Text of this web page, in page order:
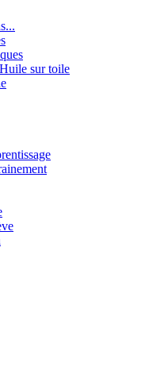
sur toile